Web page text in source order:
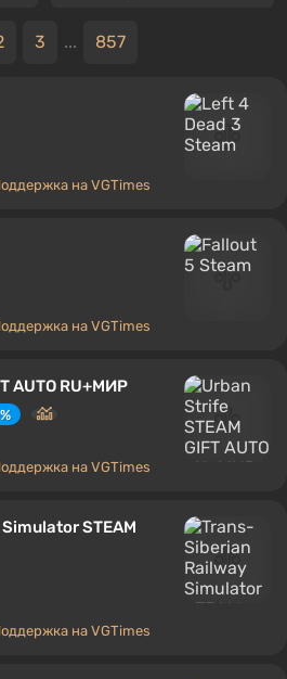
3 ... 857
на VGTimes
на VGTimes
AUTO RU+МИР
на VGTimes
STEAM
на VGTimes